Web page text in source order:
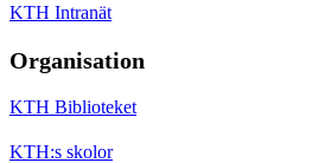
KTH Intranät
Organisation
KTH Biblioteket
KTH:s skolor